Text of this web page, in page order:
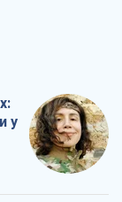
у